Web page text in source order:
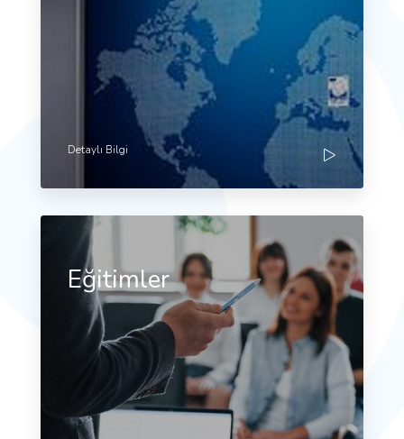
Detaylı Bilgi
Eğitimler